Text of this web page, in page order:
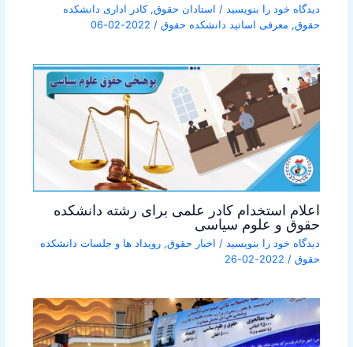
دیدگاه‌ خود را بنویسید / استادان حقوق,کادر اداری دانشکده
حقوق, معرفی اساتید دانشکده حقوق/
2022-02-06
اعلام استخدام کادر علمی برای رشته دانشکده
حقوق و علوم سیاسی
دیدگاه‌ خود را بنویسید / اخبار حقوق, رویداد ها و جلسات دانشکده
حقوق/
2022-02-26